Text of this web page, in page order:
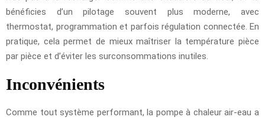
bénéficies d’un pilotage souvent plus moderne, avec
thermostat, programmation et parfois régulation connectée. En
pratique, cela permet de mieux maîtriser la température pièce
par pièce et d’éviter les surconsommations inutiles.
Inconvénients
Comme tout système performant, la pompe à chaleur air-eau a